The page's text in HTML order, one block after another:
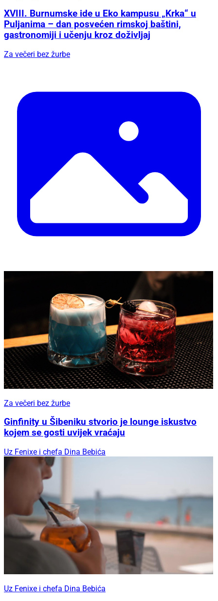
XVIII. Burnumske ide u Eko kampusu „Krka“ u
Puljanima – dan posvećen rimskoj baštini,
gastronomiji i učenju kroz doživljaj
Za večeri bez žurbe
Za večeri bez žurbe
Ginfinity u Šibeniku stvorio je lounge iskustvo
kojem se gosti uvijek vraćaju
Uz Fenixe i chefa Dina Bebića
Uz Fenixe i chefa Dina Bebića